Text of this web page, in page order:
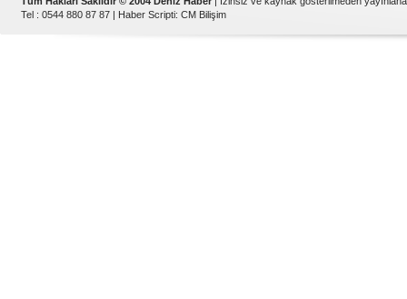
Tel : 0544 880 87 87 | Haber Scripti: CM Bilişim